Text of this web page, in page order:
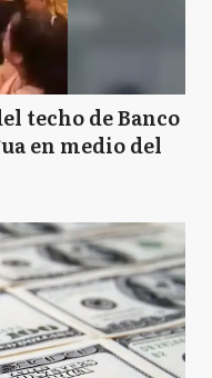
techo de Banco
en medio del